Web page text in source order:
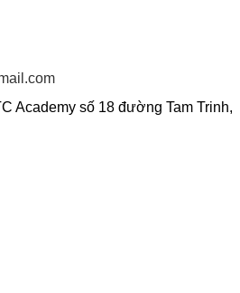
Academy số 18 đường Tam Trinh,